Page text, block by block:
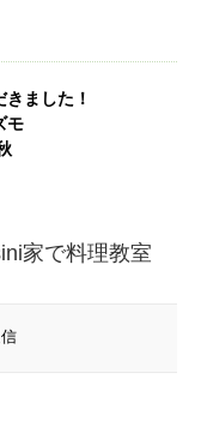
ました！
モ
家で料理教室